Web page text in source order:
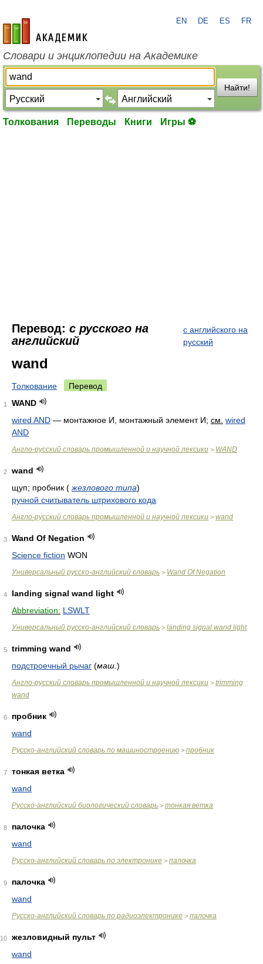
academic.ru
EN DE ES FR
Словари и энциклопедии на Академике
Найти!
Толкования Переводы Книги Игры ⚽
Перевод: с русского на
английский
с английского на
русский
wand
Толкование Перевод
1
WAND
wired AND — монтажное И, монтажный элемент И; см. wired
AND
Англо-русский словарь промышленной и научной лексики > WAND
2
wand
щуп; пробник ( жезлового типа)
ручной считыватель штрихового кода
Англо-русский словарь промышленной и научной лексики > wand
3
Wand Of Negation
Science fiction WON
Универсальный русско-английский словарь > Wand Of Negation
4
landing signal wand light
Abbreviation: LSWLT
Универсальный русско-английский словарь > landing signal wand light
5
trimming wand
подстроечный рычаг (маш. )
Англо-русский словарь промышленной и научной лексики > trimming
wand
6
пробник
wand
Русско-английский словарь по машиностроению > пробник
7
тонкая ветка
wand
Русско-английский биологический словарь > тонкая ветка
8
палочка
wand
Русско-английский словарь по электронике > палочка
9
палочка
wand
Русско-английский словарь по радиоэлектронике > палочка
10
жезловидный пульт
wand